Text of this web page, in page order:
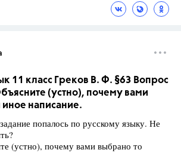
11 класс Греков В. Ф. §63 Вопрос
(устно), почему вами
написание.
попалось по русскому языку. Не
(устно), почему вами выбрано то